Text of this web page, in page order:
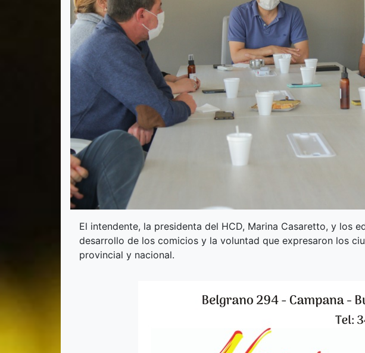
El intendente, la presidenta del HCD, Marina Casaretto, y los
desarrollo de los comicios y la voluntad que expresaron los
provincial y nacional.